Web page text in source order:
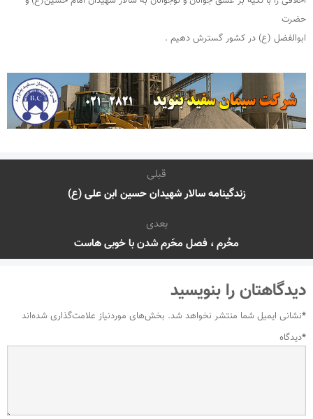
حضرت
ابوالفضل (ع) در کشور گسترش دهیم .
قبلی
زندگینامه سالار شهیدان حسین ابن علی (ع)
بعدی
محُرم ، فصل محَرم شدن با خوبی هاست
دیدگاهتان را بنویسید
نشانی ایمیل شما منتشر نخواهد شد. بخش‌های موردنیاز علامت‌گذاری شده‌اند
*
دیدگاه*